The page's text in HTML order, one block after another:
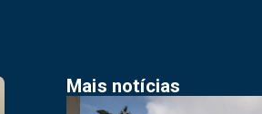
Mais notícias